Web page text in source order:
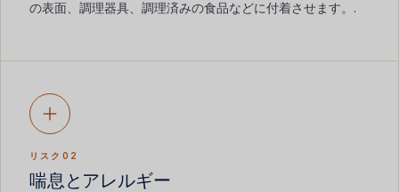
の表面、調理器具、調理済みの食品などに付着させます。.
リスク02
喘息とアレルギー